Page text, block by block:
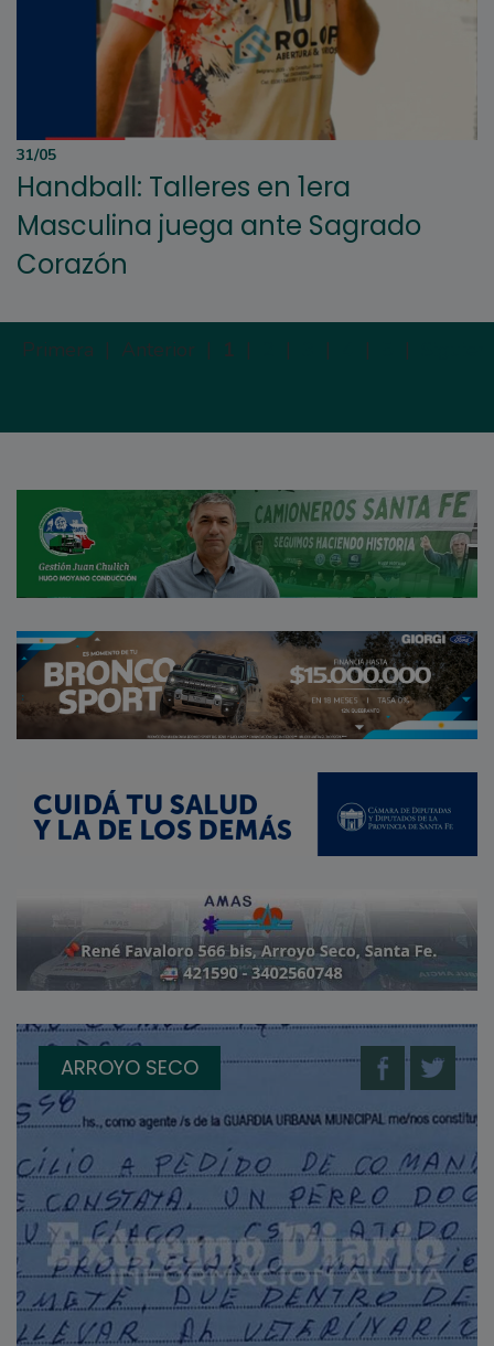
31/05
Handball: Talleres en 1era
Masculina juega ante Sagrado
Corazón
Primera | Anterior | 1 | | | | |
ARROYO SECO